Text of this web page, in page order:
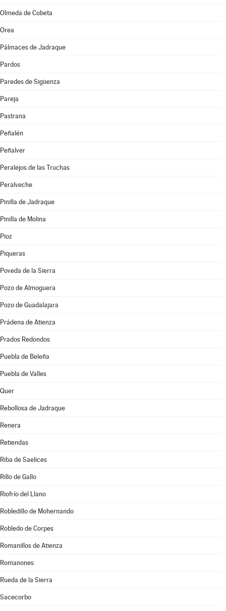
Olmeda de Cobeta
Orea
Pálmaces de Jadraque
Pardos
Paredes de Sigüenza
Pareja
Pastrana
Peñalén
Peñalver
Peralejos de las Truchas
Peralveche
Pinilla de Jadraque
Pinilla de Molina
Pioz
Piqueras
Poveda de la Sierra
Pozo de Almoguera
Pozo de Guadalajara
Prádena de Atienza
Prados Redondos
Puebla de Beleña
Puebla de Valles
Quer
Rebollosa de Jadraque
Renera
Retiendas
Riba de Saelices
Rillo de Gallo
Riofrío del Llano
Robledillo de Mohernando
Robledo de Corpes
Romanillos de Atienza
Romanones
Rueda de la Sierra
Sacecorbo